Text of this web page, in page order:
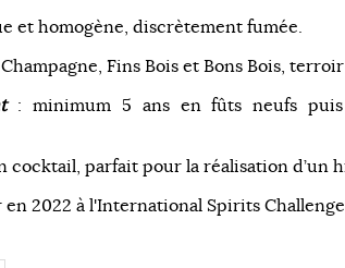
et homogène, discrètement fumée.
Fins Bois et Bons Bois,
: minimum 5 ans en fûts neufs
cocktail, parfait pour la réalisation d’un
2022 à l'International Spirits